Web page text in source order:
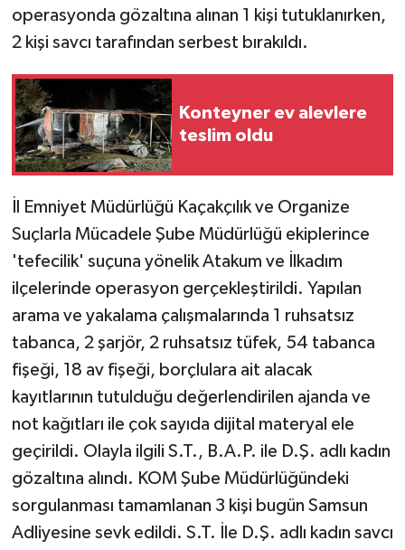
operasyonda gözaltına alınan 1 kişi tutuklanırken,
2 kişi savcı tarafından serbest bırakıldı.
Konteyner ev alevlere
teslim oldu
İl Emniyet Müdürlüğü Kaçakçılık ve Organize
Suçlarla Mücadele Şube Müdürlüğü ekiplerince
'tefecilik' suçuna yönelik Atakum ve İlkadım
ilçelerinde operasyon gerçekleştirildi. Yapılan
arama ve yakalama çalışmalarında 1 ruhsatsız
tabanca, 2 şarjör, 2 ruhsatsız tüfek, 54 tabanca
fişeği, 18 av fişeği, borçlulara ait alacak
kayıtlarının tutulduğu değerlendirilen ajanda ve
not kağıtları ile çok sayıda dijital materyal ele
geçirildi. Olayla ilgili S.T., B.A.P. ile D.Ş. adlı kadın
gözaltına alındı. KOM Şube Müdürlüğündeki
sorgulanması tamamlanan 3 kişi bugün Samsun
Adliyesine sevk edildi. S.T. İle D.Ş. adlı kadın savcı